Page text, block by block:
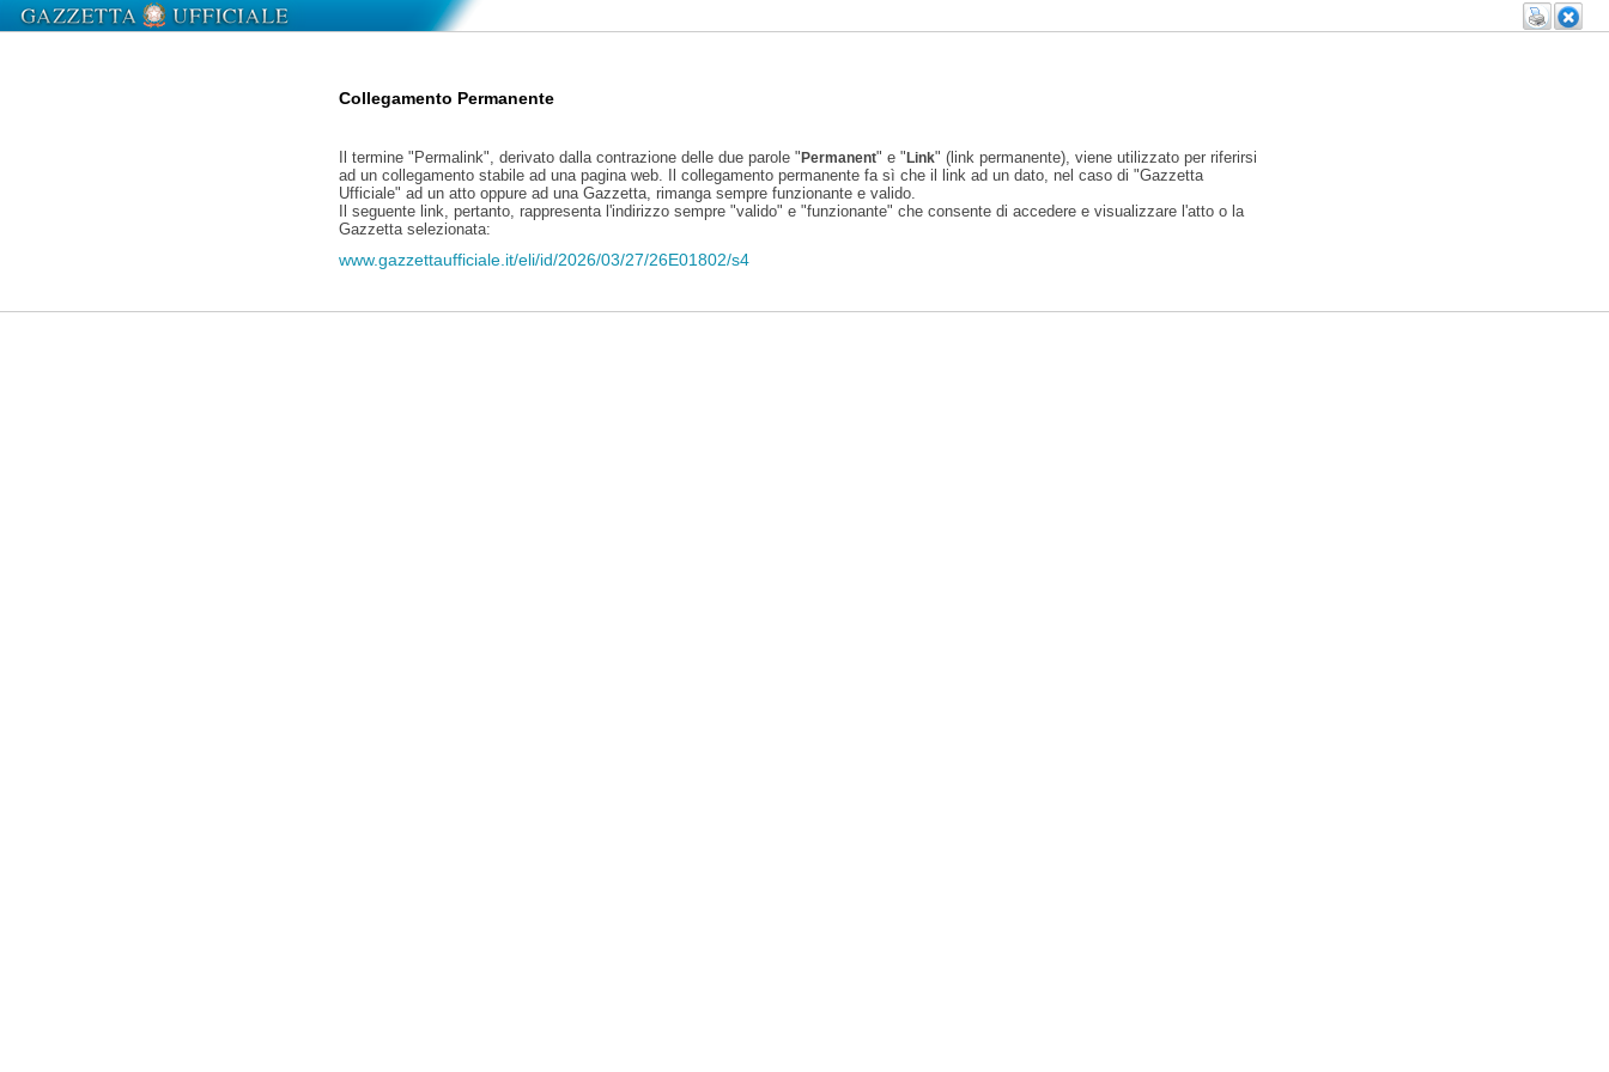
Collegamento Permanente
Il termine "Permalink", derivato dalla contrazione delle due parole "Permanent" e "Link" (link permanente), viene utilizzato per riferirsi
ad un collegamento stabile ad una pagina web. Il collegamento permanente fa sì che il link ad un dato, nel caso di "Gazzetta
Ufficiale" ad un atto oppure ad una Gazzetta, rimanga sempre funzionante e valido.
Il seguente link, pertanto, rappresenta l'indirizzo sempre "valido" e "funzionante" che consente di accedere e visualizzare l'atto o la
Gazzetta selezionata:
www.gazzettaufficiale.it/eli/id/2026/03/27/26E01802/s4